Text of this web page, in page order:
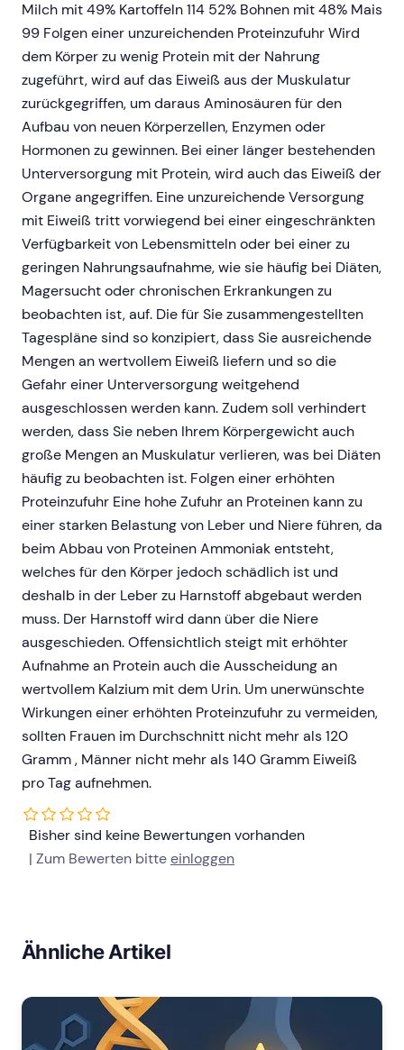
Milch mit 49% Kartoffeln 114 52% Bohnen mit 48% Mais
99 Folgen einer unzureichenden Proteinzufuhr Wird
dem Körper zu wenig Protein mit der Nahrung
zugeführt, wird auf das Eiweiß aus der Muskulatur
zurückgegriffen, um daraus Aminosäuren für den
Aufbau von neuen Körperzellen, Enzymen oder
Hormonen zu gewinnen. Bei einer länger bestehenden
Unterversorgung mit Protein, wird auch das Eiweiß der
Organe angegriffen. Eine unzureichende Versorgung
mit Eiweiß tritt vorwiegend bei einer eingeschränkten
Verfügbarkeit von Lebensmitteln oder bei einer zu
geringen Nahrungsaufnahme, wie sie häufig bei Diäten,
Magersucht oder chronischen Erkrankungen zu
beobachten ist, auf. Die für Sie zusammengestellten
Tagespläne sind so konzipiert, dass Sie ausreichende
Mengen an wertvollem Eiweiß liefern und so die
Gefahr einer Unterversorgung weitgehend
ausgeschlossen werden kann. Zudem soll verhindert
werden, dass Sie neben Ihrem Körpergewicht auch
große Mengen an Muskulatur verlieren, was bei Diäten
häufig zu beobachten ist. Folgen einer erhöhten
Proteinzufuhr Eine hohe Zufuhr an Proteinen kann zu
einer starken Belastung von Leber und Niere führen, da
beim Abbau von Proteinen Ammoniak entsteht,
welches für den Körper jedoch schädlich ist und
deshalb in der Leber zu Harnstoff abgebaut werden
muss. Der Harnstoff wird dann über die Niere
ausgeschieden. Offensichtlich steigt mit erhöhter
Aufnahme an Protein auch die Ausscheidung an
wertvollem Kalzium mit dem Urin. Um unerwünschte
Wirkungen einer erhöhten Proteinzufuhr zu vermeiden,
sollten Frauen im Durchschnitt nicht mehr als 120
Gramm , Männer nicht mehr als 140 Gramm Eiweiß
pro Tag aufnehmen.
Bisher sind keine Bewertungen vorhanden
| Zum Bewerten bitteeinloggen
Ähnliche Artikel